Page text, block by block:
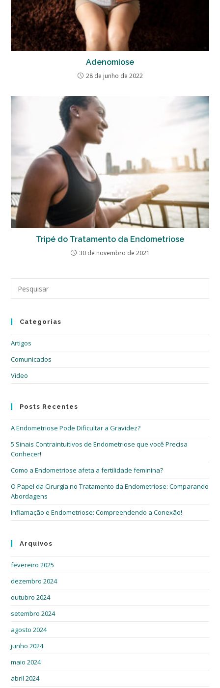
Adenomiose
28 de junho de 2022
Tripé do Tratamento da Endometriose
30 de novembro de 2021
Categorias
Artigos
Comunicados
Video
Posts Recentes
A Endometriose Pode Dificultar a Gravidez?
5 Sinais Contraintuitivos de Endometriose que você Precisa
Conhecer!
Como a Endometriose afeta a fertilidade feminina?
O Papel da Cirurgia no Tratamento da Endometriose: Comparando
Abordagens
Inflamação e Endometriose: Compreendendo a Conexão!
Arquivos
fevereiro 2025
dezembro 2024
outubro 2024
setembro 2024
agosto 2024
junho 2024
maio 2024
abril 2024